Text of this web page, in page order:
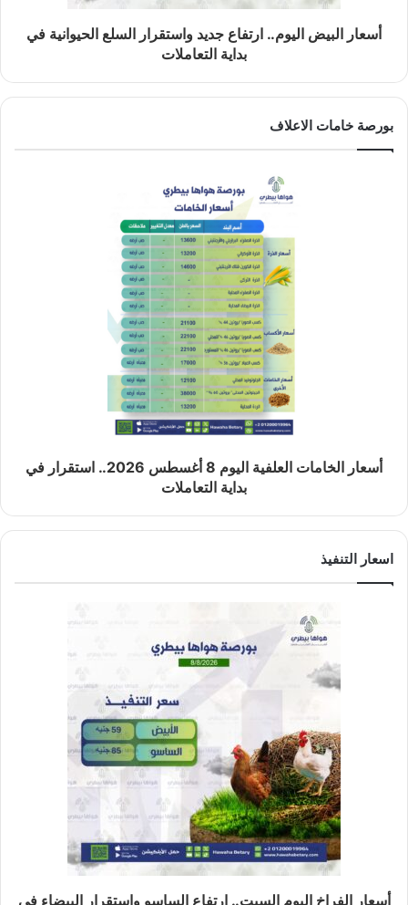
أسعار البيض اليوم.. ارتفاع جديد واستقرار السلع الحيوانية في
بداية التعاملات
بورصة خامات الاعلاف
أسعار الخامات العلفية اليوم 8 أغسطس 2026.. استقرار في
بداية التعاملات
اسعار التنفيذ
أسعار الفراخ اليوم السبت.. ارتفاع الساسو واستقرار البيضاء في